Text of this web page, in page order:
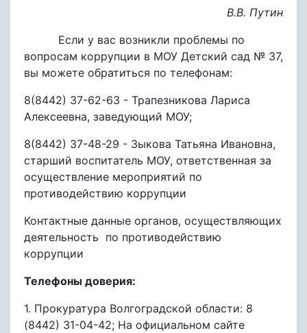
В.В. Путин
Если у вас возникли проблемы по
вопросам коррупции в МОУ Детский сад № 37,
вы можете обратиться по телефонам:
8(8442) 37-62-63 - Трапезникова Лариса
Алексеевна, заведующий МОУ;
8(8442) 37-48-29 - Зыкова Татьяна Ивановна,
старший воспитатель МОУ, ответственная за
осуществление мероприятий по
противодействию коррупции
Контактные данные органов, осуществляющих
деятельность по противодействию
коррупции
Телефоны доверия:
1. Прокуратура Волгоградской области: 8
(8442) 31-04-42; На официальном сайте